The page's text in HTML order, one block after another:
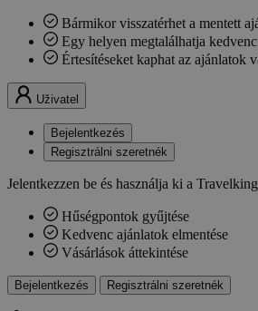
Bármikor visszatérhet a mentett
Egy helyen megtalálhatja
Értesítéseket kaphat az ajánlatok
Uživatel
Bejelentkezés
Regisztrálni szeretnék
Jelentkezzen be és használja ki a
Hűségpontok gyűjtése
Kedvenc ajánlatok elmentése
Vásárlások áttekintése
Bejelentkezés Regisztrálni szeretnék